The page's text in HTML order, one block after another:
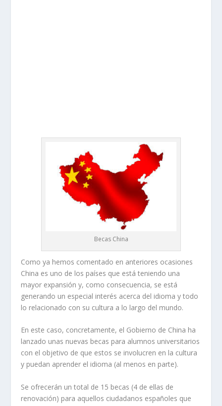
Becas China
Como ya hemos comentado en anteriores ocasiones
China es uno de los países que está teniendo una
mayor expansión y, como consecuencia, se está
generando un especial interés acerca del idioma y todo
lo relacionado con su cultura a lo largo del mundo.
En este caso, concretamente, el Gobierno de China ha
lanzado unas nuevas becas para alumnos universitarios
con el objetivo de que estos se involucren en la cultura
y puedan aprender el idioma (al menos en parte).
Se ofrecerán un total de 15 becas (4 de ellas de
renovación) para aquellos ciudadanos españoles que